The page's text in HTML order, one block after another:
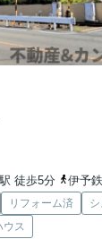
徒歩5分
伊予鉄道
リフォーム済
ウス